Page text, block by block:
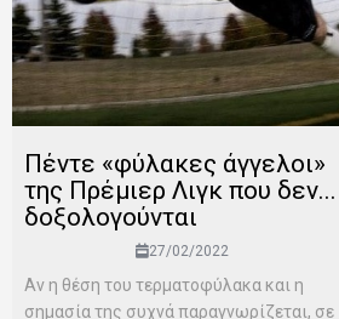
Πέντε «φύλακες άγγελοι»
της Πρέμιερ Λιγκ που δεν...
δοξολογούνται
27/02/2022
Αν η θέση του τερματοφύλακα και η
σημασία της συχνά παραγνωρίζεται, σε